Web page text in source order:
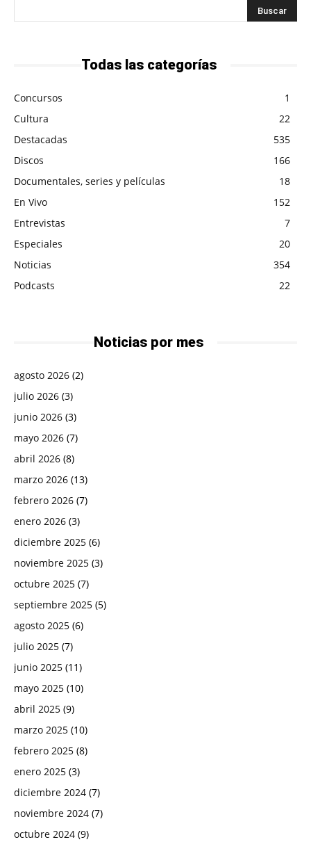
Todas las categorías
Concursos
1
Cultura
22
Destacadas
535
Discos
166
Documentales, series y películas
18
En Vivo
152
Entrevistas
7
Especiales
20
Noticias
354
Podcasts
22
Noticias por mes
agosto 2026 (2)
julio 2026 (3)
junio 2026 (3)
mayo 2026 (7)
abril 2026 (8)
marzo 2026 (13)
febrero 2026 (7)
enero 2026 (3)
diciembre 2025 (6)
noviembre 2025 (3)
octubre 2025 (7)
septiembre 2025 (5)
agosto 2025 (6)
julio 2025 (7)
junio 2025 (11)
mayo 2025 (10)
abril 2025 (9)
marzo 2025 (10)
febrero 2025 (8)
enero 2025 (3)
diciembre 2024 (7)
noviembre 2024 (7)
octubre 2024 (9)